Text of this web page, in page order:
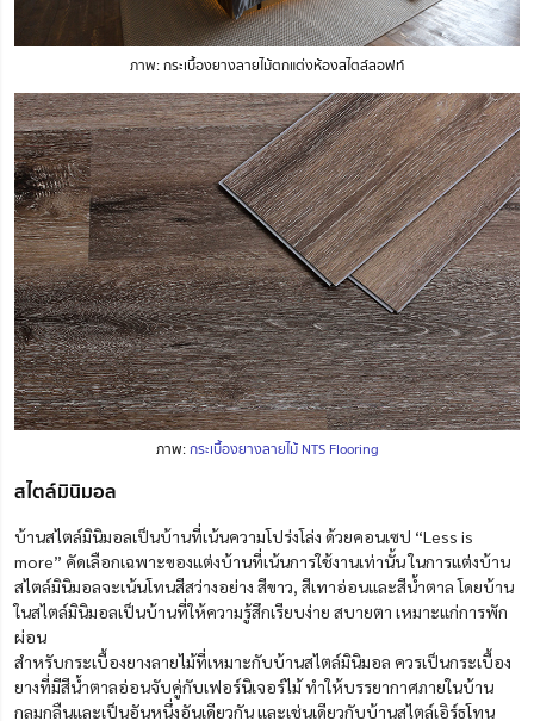
ภาพ: กระเบื้องยางลายไม้ตกแต่งห้องสไตล์ลอฟท์
ภาพ:กระเบื้องยางลายไม้ NTS Flooring
สไตล์มินิมอล
บ้านสไตล์มินิมอลเป็นบ้านที่เน้นความโปร่งโล่ง ด้วยคอนเซป “Less is
more” คัดเลือกเฉพาะของแต่งบ้านที่เน้นการใช้งานเท่านั้น ในการแต่งบ้าน
สไตล์มินิมอลจะเน้นโทนสีสว่างอย่าง สีขาว, สีเทาอ่อนและสีน้ำตาล โดยบ้าน
ในสไตล์มินิมอลเป็นบ้านที่ให้ความรู้สึกเรียบง่าย สบายตา เหมาะแก่การพัก
ผ่อน
สำหรับกระเบื้องยางลายไม้ที่เหมาะกับบ้านสไตล์มินิมอล ควรเป็นกระเบื้อง
ยางที่มีสีน้ำตาลอ่อนจับคู่กับเฟอร์นิเจอร์ไม้ ทำให้บรรยากาศภายในบ้าน
กลมกลืนและเป็นอันหนึ่งอันเดียวกัน และเช่นเดียวกับบ้านสไตล์เอิร์ธโทน